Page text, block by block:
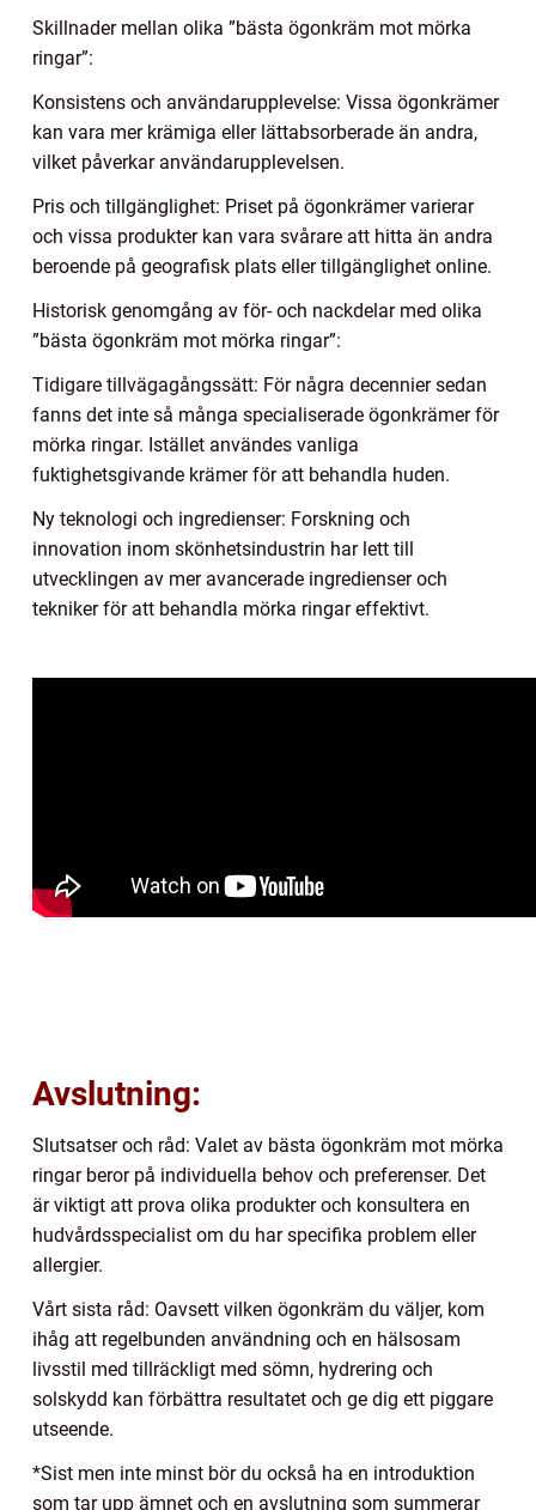
Skillnader mellan olika ”bästa ögonkräm mot mörka
ringar”:
Konsistens och användarupplevelse: Vissa ögonkrämer
kan vara mer krämiga eller lättabsorberade än andra,
vilket påverkar användarupplevelsen.
Pris och tillgänglighet: Priset på ögonkrämer varierar
och vissa produkter kan vara svårare att hitta än andra
beroende på geografisk plats eller tillgänglighet online.
Historisk genomgång av för- och nackdelar med olika
”bästa ögonkräm mot mörka ringar”:
Tidigare tillvägagångssätt: För några decennier sedan
fanns det inte så många specialiserade ögonkrämer för
mörka ringar. Istället användes vanliga
fuktighetsgivande krämer för att behandla huden.
Ny teknologi och ingredienser: Forskning och
innovation inom skönhetsindustrin har lett till
utvecklingen av mer avancerade ingredienser och
tekniker för att behandla mörka ringar effektivt.
Avslutning:
Slutsatser och råd: Valet av bästa ögonkräm mot mörka
ringar beror på individuella behov och preferenser. Det
är viktigt att prova olika produkter och konsultera en
hudvårdsspecialist om du har specifika problem eller
allergier.
Vårt sista råd: Oavsett vilken ögonkräm du väljer, kom
ihåg att regelbunden användning och en hälsosam
livsstil med tillräckligt med sömn, hydrering och
solskydd kan förbättra resultatet och ge dig ett piggare
utseende.
*Sist men inte minst bör du också ha en introduktion
som tar upp ämnet och en avslutning som summerar